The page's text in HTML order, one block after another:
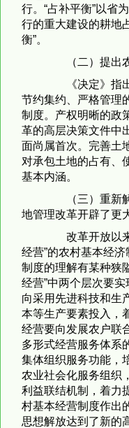
行。“占补平衡”以省
行的重大建设的耕地
衡”。
（二）提出农
《决定》指出
节约集约、严格管理
制度。产权明晰的政
革的高层决策文件中
面尚属首次。完善土
对承包土地的占有、
基本内涵。
（三）重新解
地管理改革开辟了更
改革开放以来
经营”的农村基本经
制度的理解有某种狭
经营”中两个层次要实
向采用先进科技和生
本等生产要素投入，
经营要向发展农户联
多形式经营服务体系
集体组织服务功能，
农业社会化服务组织
利益联结机制，着力
村基本经营制度作出
思想解放达到了新的